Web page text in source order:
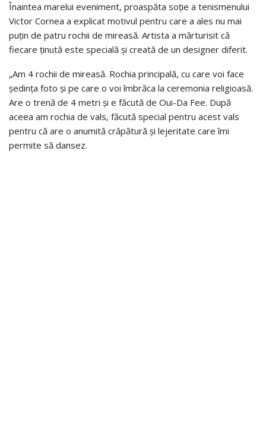
Înaintea marelui eveniment, proaspăta soție a tenismenului
Victor Cornea a explicat motivul pentru care a ales nu mai
puțin de patru rochii de mireasă. Artista a mărturisit că
fiecare ținută este specială și creată de un designer diferit.
„Am 4 rochii de mireasă. Rochia principală, cu care voi face
ședința foto și pe care o voi îmbrăca la ceremonia religioasă.
Are o trenă de 4 metri și e făcută de Oui-Da Fee. După
aceea am rochia de vals, făcută special pentru acest vals
pentru că are o anumită crăpătură și lejeritate care îmi
permite să dansez.